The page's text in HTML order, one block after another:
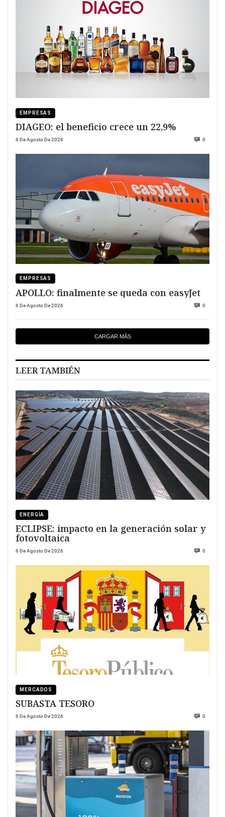
EMPRESAS
DIAGEO: el beneficio crece un 22,9%
6 De Agosto De 2026 0
EMPRESAS
APOLLO: finalmente se queda con easyJet
6 De Agosto De 2026 0
CARGAR MÁS
LEER TAMBIÉN
ENERGÍA
ECLIPSE: impacto en la generación solar y
fotovoltaica
6 De Agosto De 2026 0
MERCADOS
SUBASTA TESORO
6 De Agosto De 2026 0